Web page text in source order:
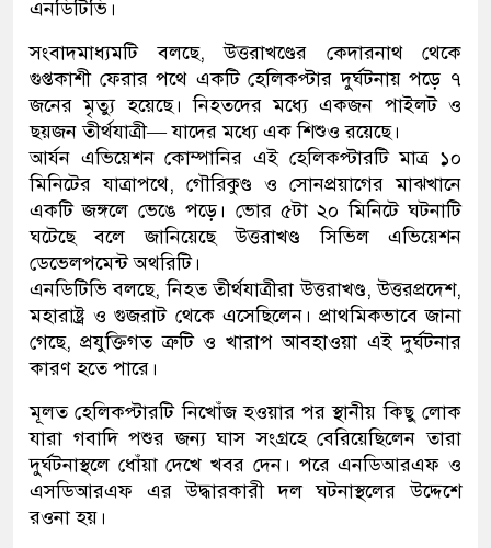
এনডিটিভি।
সংবাদমাধ্যমটি বলছে, উত্তরাখণ্ডের কেদারনাথ থেকে
গুপ্তকাশী ফেরার পথে একটি হেলিকপ্টার দুর্ঘটনায় পড়ে ৭
জনের মৃত্যু হয়েছে। নিহতদের মধ্যে একজন পাইলট ও
ছয়জন তীর্থযাত্রী— যাদের মধ্যে এক শিশুও রয়েছে।
আর্যন এভিয়েশন কোম্পানির এই হেলিকপ্টারটি মাত্র ১০
মিনিটের যাত্রাপথে, গৌরিকুণ্ড ও সোনপ্রয়াগের মাঝখানে
একটি জঙ্গলে ভেঙে পড়ে। ভোর ৫টা ২০ মিনিটে ঘটনাটি
ঘটেছে বলে জানিয়েছে উত্তরাখণ্ড সিভিল এভিয়েশন
ডেভেলপমেন্ট অথরিটি।
এনডিটিভি বলছে, নিহত তীর্থযাত্রীরা উত্তরাখণ্ড, উত্তরপ্রদেশ,
মহারাষ্ট্র ও গুজরাট থেকে এসেছিলেন। প্রাথমিকভাবে জানা
গেছে, প্রযুক্তিগত ত্রুটি ও খারাপ আবহাওয়া এই দুর্ঘটনার
কারণ হতে পারে।
মূলত হেলিকপ্টারটি নিখোঁজ হওয়ার পর স্থানীয় কিছু লোক
যারা গবাদি পশুর জন্য ঘাস সংগ্রহে বেরিয়েছিলেন তারা
দুর্ঘটনাস্থলে ধোঁয়া দেখে খবর দেন। পরে এনডিআরএফ ও
এসডিআরএফ এর উদ্ধারকারী দল ঘটনাস্থলের উদ্দেশে
রওনা হয়।